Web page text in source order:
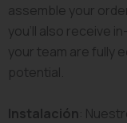
assemble your
you’ll also receive
your team are fully
potential.
Instalación: